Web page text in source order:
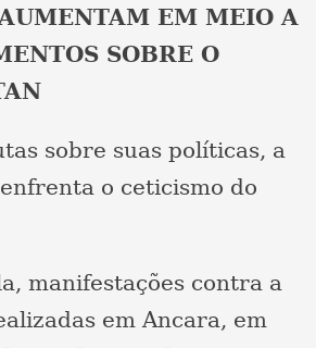
EM MEIO A
SOBRE O
sobre suas políticas, a
o ceticismo do
manifestações contra a
em Ancara, em